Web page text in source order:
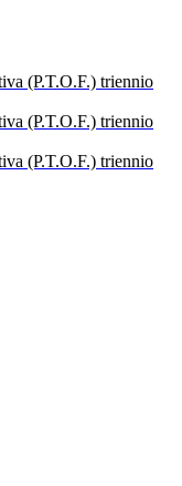
(P.T.O.F.) triennio
(P.T.O.F.) triennio
(P.T.O.F.) triennio